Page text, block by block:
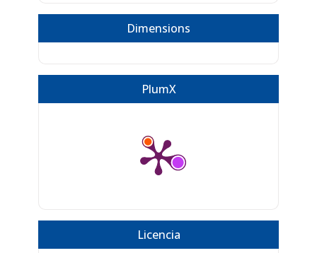
Dimensions
PlumX
Licencia